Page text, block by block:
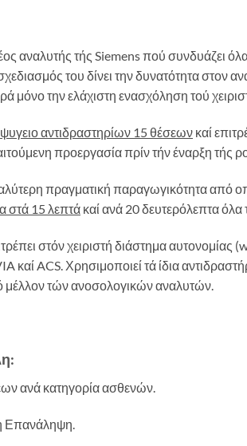
αναλυτής τής Siemens πού συνδυάζει
του δίνει την δυνατότητα στον
μόνο την ελάχιστη ενασχόληση τού
ψυγειο αντιδραστηρίων 15 θέσεων καί
προεργασία πρίν τήν έναρξη τής
πραγματική παραγωγικότητα από
στά 15 λεπτά καί ανά 20 δευτερόλεπτα
στόν χειριστή διάστημα αυτονομίας
ACS. Χρησιμοποιεί τά ίδια
μέλλον τών ανοσολογικών αναλυτών.
ανά κατηγορία ασθενών.
Επανάληψη.